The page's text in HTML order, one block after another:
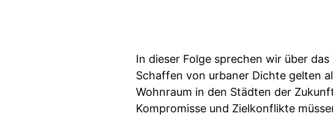
In dieser Folge sprechen wir über
Schaffen von urbaner Dichte gelten
Wohnraum in den Städten der
Kompromisse und Zielkonflikte